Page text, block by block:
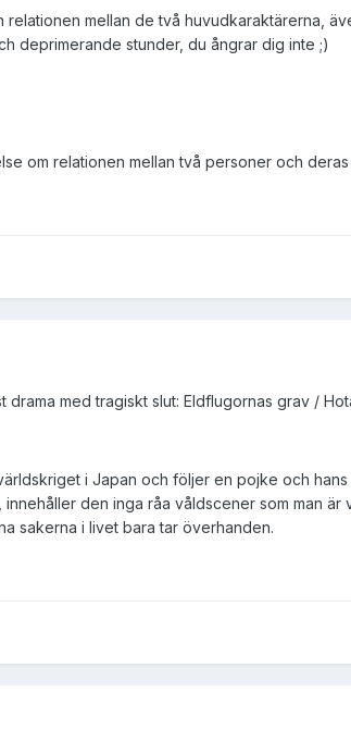
mellan de två huvudkaraktärerna,
deprimerande stunder, du ångrar dig inte ;)
om relationen mellan två personer och
med tragiskt slut: Eldflugornas grav /
i Japan och följer en pojke och
den inga råa våldscener som man
sakerna i livet bara tar överhanden.